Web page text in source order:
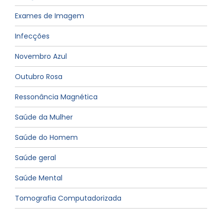
Exames de Imagem
Infecções
Novembro Azul
Outubro Rosa
Ressonância Magnética
Saúde da Mulher
Saúde do Homem
Saúde geral
Saúde Mental
Tomografia Computadorizada